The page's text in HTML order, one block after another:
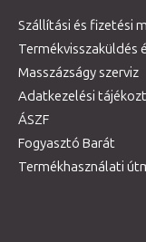
Szállítási és fizetési
Termékvisszaküldés
Masszázságy szerviz
Adatkezelési
ÁSZF
Fogyasztó Barát
Termékhasználati